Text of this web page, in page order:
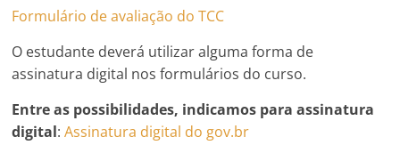
Formulário de avaliação do TCC
O estudante deverá utilizar alguma forma de
assinatura digital nos formulários do curso.
Entre as possibilidades, indicamos para assinatura
digital:Assinatura digital do gov.br